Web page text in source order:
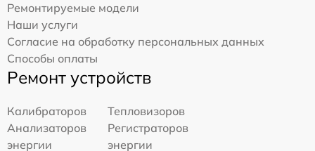
Ремонтируемые модели
Наши услуги
Согласие на обработку персональных данных
Способы оплаты
Ремонт устройств
Калибраторов
Тепловизоров
Анализаторов
энергии
Регистраторов
энергии